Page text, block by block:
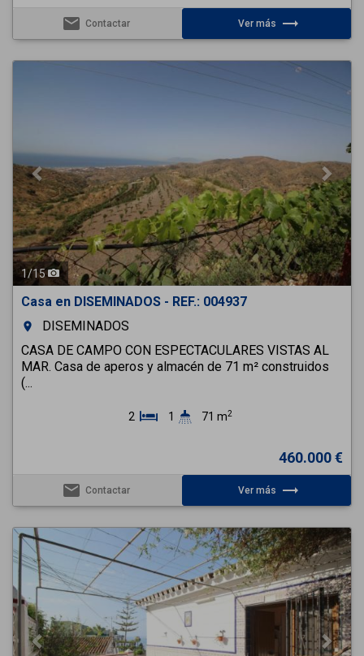
email Contactar Ver más trending_flat
Previous Next
1/15
Casa en DISEMINADOS - REF.: 004937
room
DISEMINADOS
CASA DE CAMPO CON ESPECTACULARES VISTAS AL
MAR. Casa de aperos y almacén de 71 m² construidos
(...
2 1 71 m2
460.000 €
email Contactar Ver más trending_flat
Previous Next